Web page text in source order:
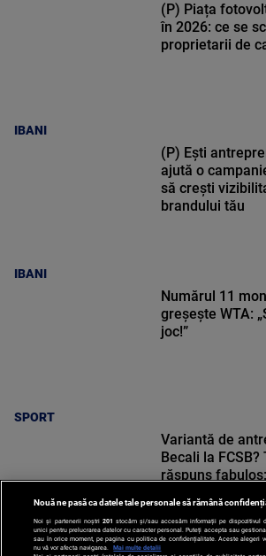
IBANI
(P) Piața
în 2026: ce se
proprietarii de
IBANI
(P) Ești
ajută o
să crești
brandului tău
SPORT
Numărul 11
greșește WTA:
joc!”
Variantă de
Becali la
răspuns
Nouă ne pasă ca datele tale personale să rămână
Noi și partenerii noștri 201 stocăm și/sau accesăm informații pe dispozitivul
unici pentru prelucrarea datelor cu caracter personal. Puteți accepta sau
sau în orice moment, pe pagina cu politica de confidențialitate. Aceste alegeri
nu vă vor afecta navigarea.
Mai multe detalii